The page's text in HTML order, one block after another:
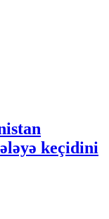
keçidini